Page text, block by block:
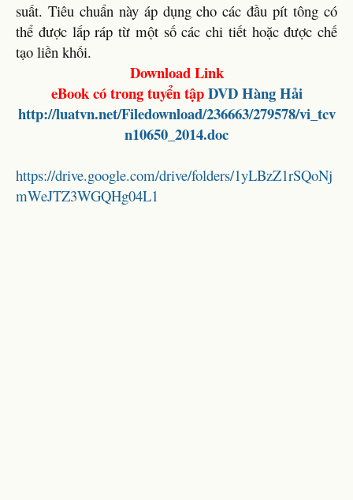
suất. Tiêu chuẩn này áp dụng cho các đầu pít tông có
thể được lắp ráp từ một số các chi tiết hoặc được chế
tạo liền khối.
Download Link
eBook có trong tuyển tậpDVD Hàng Hải
http://luatvn.net/Filedownload/236663/279578/vi_tcv
n10650_2014.doc
https://drive.google.com/drive/folders/1yLBzZ1rSQoNj
mWeJTZ3WGQHg04L1